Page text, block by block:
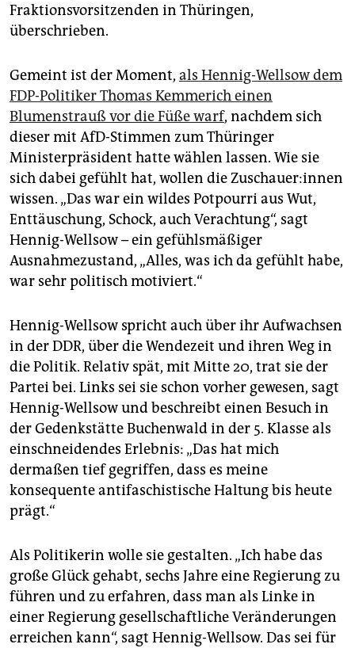
Fraktionsvorsitzenden in Thüringen,
überschrieben.
Gemeint ist der Moment, als Hennig-Wellsow dem
FDP-Politiker Thomas Kemmerich einen
Blumenstrauß vor die Füße warf, nachdem sich
dieser mit AfD-Stimmen zum Thüringer
Ministerpräsident hatte wählen lassen. Wie sie
sich dabei gefühlt hat, wollen die Zu­schaue­r:in­nen
wissen. „Das war ein wildes Potpourri aus Wut,
Enttäuschung, Schock, auch Verachtung“, sagt
Hennig-Wellsow – ein gefühlsmäßiger
Ausnahmezustand, „Alles, was ich da gefühlt habe,
war sehr politisch motiviert.“
Hennig-Wellsow spricht auch über ihr Aufwachsen
in der DDR, über die Wendezeit und ihren Weg in
die Politik. Relativ spät, mit Mitte 20, trat sie der
Partei bei. Links sei sie schon vorher gewesen, sagt
Hennig-Wellsow und beschreibt einen Besuch in
der Gedenkstätte Buchenwald in der 5. Klasse als
einschneidendes Erlebnis: „Das hat mich
dermaßen tief gegriffen, dass es meine
konsequente antifaschistische Haltung bis heute
prägt.“
Als Politikerin wolle sie gestalten. „Ich habe das
große Glück gehabt, sechs Jahre eine Regierung zu
führen und zu erfahren, dass man als Linke in
einer Regierung gesellschaftliche Veränderungen
erreichen kann“, sagt Hennig-Wellsow. Das sei für